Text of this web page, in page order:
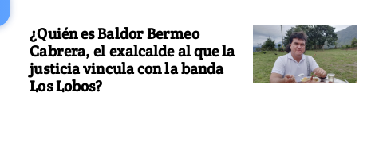
¿Quién es Baldor Bermeo
Cabrera, el exalcalde al que la
justicia vincula con la banda
Los Lobos?